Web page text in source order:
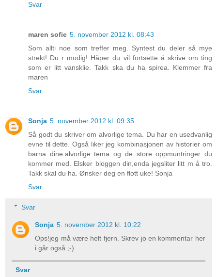
Svar
maren sofie 5. november 2012 kl. 08:43
Som allti noe som treffer meg. Syntest du deler så mye
strekt! Du r modig! Håper du vil fortsette å skrive om ting
som er litt vansklie. Takk ska du ha spirea. Klemmer fra
maren
Svar
Sonja 5. november 2012 kl. 09:35
Så godt du skriver om alvorlige tema. Du har en usedvanlig
evne til dette. Også liker jeg kombinasjonen av historier om
barna dine.alvorlige tema og de store oppmuntringer du
kommer med. Elsker bloggen din,enda jegsliter litt m å tro.
Takk skal du ha. Ønsker deg en flott uke! Sonja
Svar
Svar
Sonja 5. november 2012 kl. 10:22
Ops!jeg må være helt fjern. Skrev jo en kommentar her
i går også ;-)
Svar